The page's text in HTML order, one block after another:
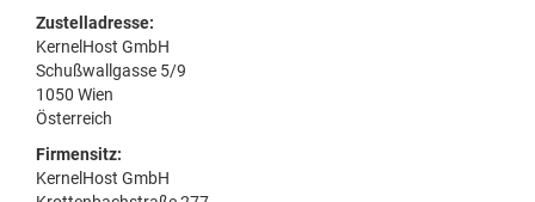
Zustelladresse:
KernelHost GmbH
Schußwallgasse 5/9
1050 Wien
Österreich
Firmensitz:
KernelHost GmbH